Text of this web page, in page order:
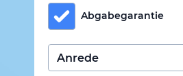
Abgabegarantie